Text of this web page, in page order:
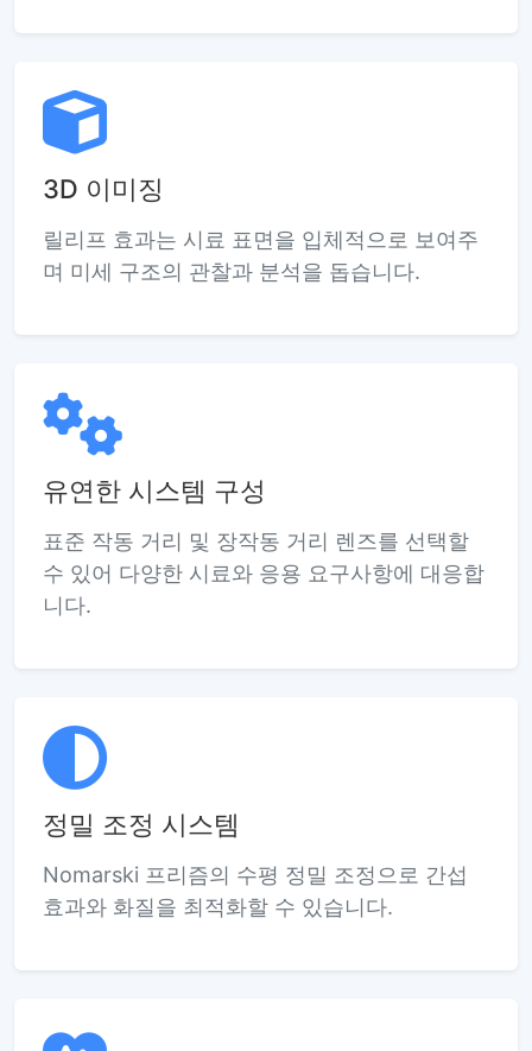
3D 이미징
릴리프 효과는 시료 표면을 입체적으로 보여주
며 미세 구조의 관찰과 분석을 돕습니다.
유연한 시스템 구성
표준 작동 거리 및 장작동 거리 렌즈를 선택할
수 있어 다양한 시료와 응용 요구사항에 대응합
니다.
정밀 조정 시스템
Nomarski 프리즘의 수평 정밀 조정으로 간섭
효과와 화질을 최적화할 수 있습니다.